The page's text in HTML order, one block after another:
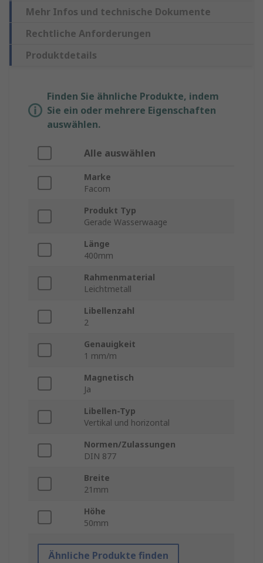
Mehr Infos und technische Dokumente
Rechtliche Anforderungen
Produktdetails
Finden Sie ähnliche Produkte, indem
Sie ein oder mehrere Eigenschaften
auswählen.
Alle auswählen
Marke
Facom
Produkt Typ
Gerade Wasserwaage
Länge
400mm
Rahmenmaterial
Leichtmetall
Libellenzahl
2
Genauigkeit
1 mm/m
Magnetisch
Ja
Libellen-Typ
Vertikal und horizontal
Normen/Zulassungen
DIN 877
Breite
21mm
Höhe
50mm
Ähnliche Produkte finden